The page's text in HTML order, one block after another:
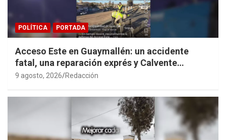
POLÍTICA PORTADA
Acceso Este en Guaymallén: un accidente
fatal, una reparación exprés y Calvente
haciendo propaganda personal
9 agosto, 2026 Redacción